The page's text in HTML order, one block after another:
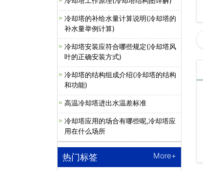
冷却塔的补给水量计算说明(冷却塔的
补水量举例计算)
冷却塔安装应符合哪些规定(冷却塔风
叶的正确安装方式)
冷却塔的结构组成介绍(冷却塔的结构
和功能)
高温冷却塔进出水温差标准
冷却塔应用的场合有哪些呢,冷却塔应
用在什么场所
热门标签 More+